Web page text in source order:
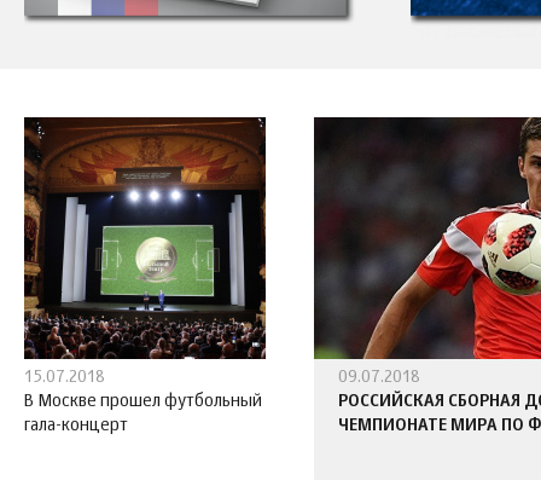
15.07.2018
В Москве прошел футбольный
гала-концерт
09.07.2018
РОССИЙСКАЯ СБОРНАЯ
ЧЕМПИОНАТЕ МИРА ПО